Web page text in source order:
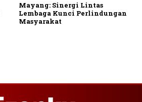
Mayang: Sinergi Lintas
Lembaga Kunci Perlindungan
Masyarakat